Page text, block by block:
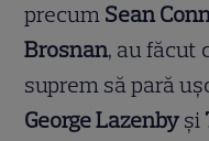
precum Sean
Brosnan, au făcut
suprem să pară
George Lazenby și